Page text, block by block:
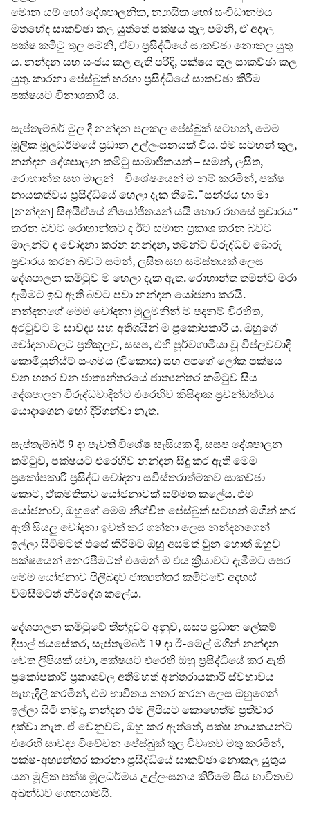
මොන යම් හෝ දේශපාලනික, න්‍යායික හෝ සංවිධානමය
මතභේද සාකච්ඡා කල යුත්තේ පක්ෂය තුල පමනි, ඒ අදාල
පක්ෂ කමිටු තුල පමනි, ඒවා ප්‍රසිද්ධියේ සාකච්ඡා නොකල යුතු
ය. නන්දන සහ සංජය කල ඇති පරිදි, පක්ෂය තුල සාකච්ඡා කල
යුතු. කාරනා පේස්බුක් හරහා ප්‍රසිද්ධියේ සාකච්ඡා කිරීම
පක්ෂයට විනාශකාරී ය.
සැප්තැම්බර් මුල දී නන්දන පලකල පේස්බුක් සටහන්, මෙම
මූලික මූලධර්මයේ ප්‍රධාන උල්ලංඝනයක් විය. එම සටහන් තුල,
නන්දන දේශපාලන කමිටු සාමාජිකයන් – සමන්, ලසිත,
රොහාන්ත සහ මාලන් – විශේෂයෙන් ම නම් කරමින්, පක්ෂ
නායකත්වය ප්‍රසිද්ධියේ හෙලා දැක තිබේ. “සන්ජය හා මා
[නන්දන] සීඅයිඒයේ නියෝජිතයන් යයි හොර රහසේ ප්‍රචාරය”
කරන බවට රොහාන්තට ද ඊට සමාන ප්‍රකාශ කරන බවට
මාලන්ට ද චෝදනා කරන නන්දන, තමන්ට විරුද්ධව බොරු
ප්‍රචාරය කරන බවට සමන්, ලසිත සහ සමස්තයක් ලෙස
දේශපාලන කමිටුව ම හෙලා දැක ඇත. රොහාන්ත තමන්ව මරා
දැමීමට ඉඩ ඇති බවට පවා නන්දන යෝජනා කරයි.
නන්දනගේ මෙම චෝදනා මුලුමනින් ම පදනම් විරහිත,
අරටුවට ම සාවද්‍ය සහ අතිශයින් ම ප්‍රකෝපකාරී ය. ඔහුගේ
චෝදනාවලට ප්‍රතිකූලව, සසප, එහි පූර්වගාමියා වූ විප්ලවවාදී
කොමියුනිස්ට් සංගමය (විකොස) සහ අපගේ ලෝක පක්ෂය
වන හතර වන ජාත්‍යන්තරයේ ජාත්‍යන්තර කමිටුව සිය
දේශපාලන විරුද්ධවාදීන්ට එරෙහිව කිසිදාක ප්‍රචන්ඩත්වය
යොදාගෙන හෝ දිරිගන්වා නැත.
සැප්තැම්බර් 9 දා පැවති විශේෂ සැසියක දී, සසප දේශපාලන
කමිටුව, පක්ෂයට එරෙහිව නන්දන සිදු කර ඇති මෙම
ප්‍රකෝපකාරී ප්‍රසිද්ධ චෝදනා සවිස්තරාත්මකව සාකච්ඡා
කොට, ඒකමතිකව යෝජනාවක් සම්මත කලේය. එම
යෝජනාව, ඔහුගේ මෙම නිශ්චිත පේස්බුක් සටහන් මගින් කර
ඇති සියලු චෝදනා ඉවත් කර ගන්නා ලෙස නන්දනගෙන්
ඉල්ලා සිටීමටත් එසේ කිරීමට ඔහු අසමත් වුන හොත් ඔහුව
පක්ෂයෙන් නෙරපීමටත් එමෙන් ම එය ක්‍රියාවට දැමීමට පෙර
මෙම යෝජනාව පිලිබඳව ජාත්‍යන්තර කමිටුවේ අදහස්
විමසීමටත් නිර්දේශ කලේය.
දේශපාලන කමිටුවේ තීන්දුවට අනුව, සසප ප්‍රධාන ලේකම්
දීපාල් ජයසේකර, සැප්තැම්බර් 19 දා ඊ-මේල් මගින් නන්දන
වෙත ලිපියක් යවා, පක්ෂයට එරෙහි ඔහු ප්‍රසිද්ධියේ කර ඇති
ප්‍රකෝපකාරි ප්‍රකාශවල අතිමහත් අන්තරායකාරී ස්වභාවය
පැහැදිලි කරමින්, එම භාවිතය නතර කරන ලෙස ඔහුගෙන්
ඉල්ලා සිටි නමුදු, නන්දන එම ලිපියට කොහෙත්ම ප්‍රතිචාර
දක්වා නැත. ඒ වෙනුවට, ඔහු කර ඇත්තේ, පක්ෂ නායකයන්ට
එරෙහි සාවද්‍ය විවේචන පේස්බුක් තුල විවෘතව මතු කරමින්,
පක්ෂ-අභ්‍යන්තර කාරනා ප්‍රසිද්ධියේ සාකච්ඡා නොකල යුුතුය
යන මූලික පක්ෂ මූලධර්මය උල්ලංඝනය කිරීමේ සිය භාවිතාව
අඛන්ඩව ගෙනයාමයි.